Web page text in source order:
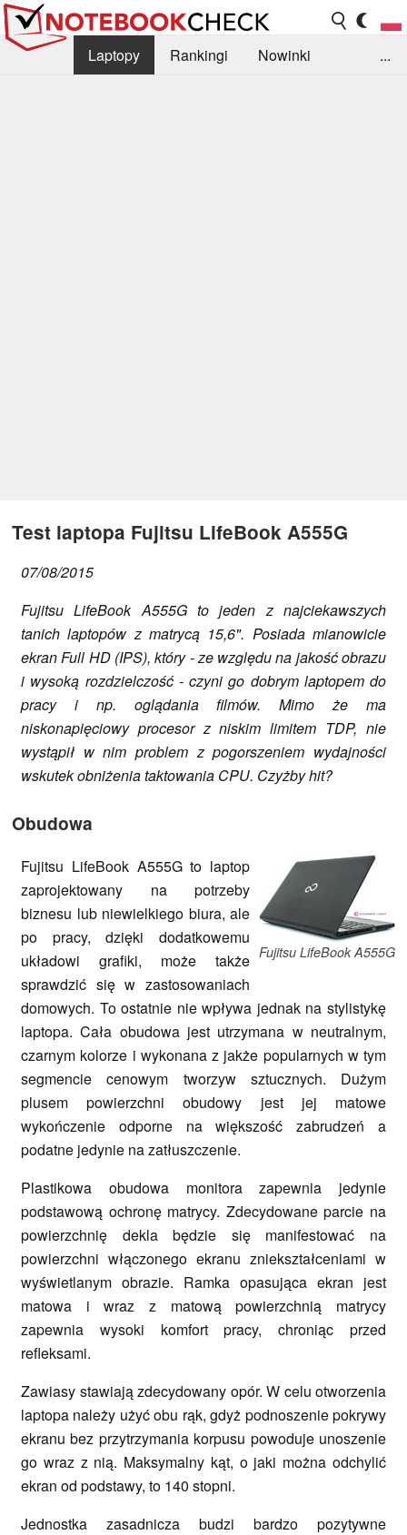
Laptopy Rankingi
Nowinki
...
Test laptopa Fujitsu LifeBook A555G
07/08/2015
Fujitsu LifeBook A555G to jeden z najciekawszych
tanich laptopów z matrycą 15,6". Posiada mianowicie
ekran Full HD (IPS), który - ze względu na jakość obrazu
i wysoką rozdzielczość - czyni go dobrym laptopem do
pracy i np. oglądania filmów. Mimo że ma
niskonapięciowy procesor z niskim limitem TDP, nie
wystąpił w nim problem z pogorszeniem wydajności
wskutek obniżenia taktowania CPU. Czyżby hit?
Obudowa
Fujitsu LifeBook A555G
Fujitsu LifeBook A555G to laptop
zaprojektowany na potrzeby
biznesu lub niewielkiego biura, ale
po pracy, dzięki dodatkowemu
układowi grafiki, może także
sprawdzić się w zastosowaniach
domowych. To ostatnie nie wpływa jednak na stylistykę
laptopa. Cała obudowa jest utrzymana w neutralnym,
czarnym kolorze i wykonana z jakże popularnych w tym
segmencie cenowym tworzyw sztucznych. Dużym
plusem powierzchni obudowy jest jej matowe
wykończenie odporne na większość zabrudzeń a
podatne jedynie na zatłuszczenie.
Plastikowa obudowa monitora zapewnia jedynie
podstawową ochronę matrycy. Zdecydowane parcie na
powierzchnię dekla będzie się manifestować na
powierzchni włączonego ekranu zniekształceniami w
wyświetlanym obrazie. Ramka opasująca ekran jest
matowa i wraz z matową powierzchnią matrycy
zapewnia wysoki komfort pracy, chroniąc przed
refleksami.
Zawiasy stawiają zdecydowany opór. W celu otworzenia
laptopa należy użyć obu rąk, gdyż podnoszenie pokrywy
ekranu bez przytrzymania korpusu powoduje unoszenie
go wraz z nią. Maksymalny kąt, o jaki można odchylić
ekran od podstawy, to 140 stopni.
Jednostka zasadnicza budzi bardzo pozytywne